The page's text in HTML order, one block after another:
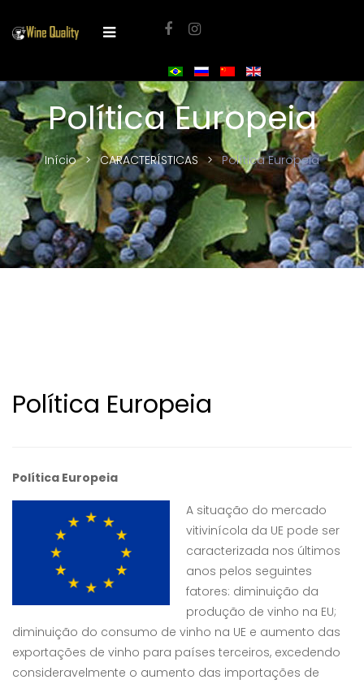
Política Europeia
Início CARACTERÍSTICAS Política Europeia
Política Europeia
Política Europeia
A situação do mercado
vitivinícola da UE pode ser
caracterizada nos últimos
anos pelos seguintes
fatores: diminuição da
produção de vinho na EU;
diminuição do consumo de vinho na UE e aumento das
exportações de vinho para países terceiros, excedendo
consideravelmente o aumento das importações de